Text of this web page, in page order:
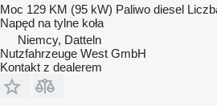
Moc 129 KM (95 kW) Paliwo diesel
Napęd na tylne koła
Niemcy, Datteln
Nutzfahrzeuge West GmbH
Kontakt z dealerem